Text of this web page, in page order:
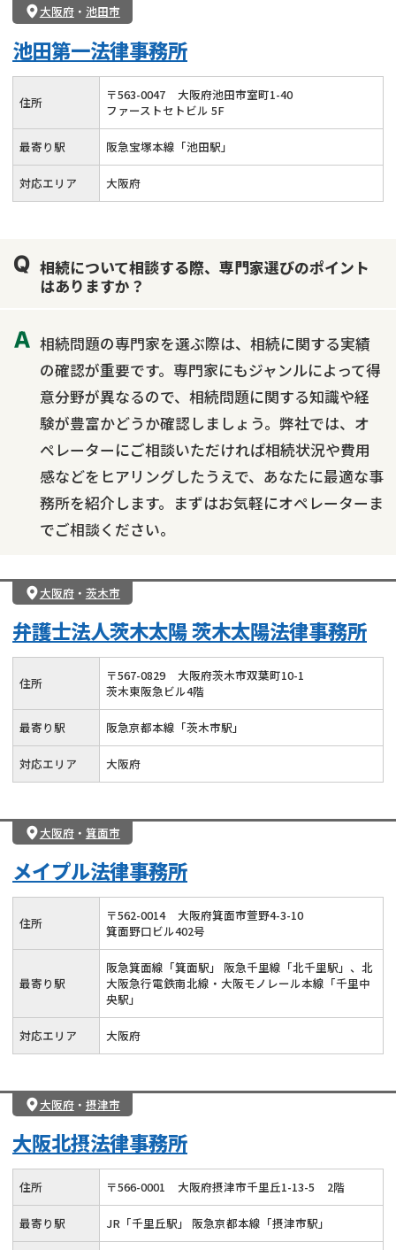
大阪府・ 池田市
池田第一法律事務所
住所 〒563-0047
大阪府池田市室町1-40
ファーストセトビル 5F
最寄り駅 阪急宝塚本線「池田駅」
対応エリア 大阪府
相続について相談する際、専門家選びのポイント
はありますか？
相続問題の専門家を選ぶ際は、相続に関する実績
の確認が重要です。専門家にもジャンルによって得
意分野が異なるので、相続問題に関する知識や経
験が豊富かどうか確認しましょう。弊社では、オ
ペレーターにご相談いただければ相続状況や費用
感などをヒアリングしたうえで、あなたに最適な事
務所を紹介します。まずはお気軽にオペレーターま
でご相談ください。
大阪府・ 茨木市
弁護士法人茨木太陽 茨木太陽法律事務所
住所 〒567-0829
大阪府茨木市双葉町10-1
茨木東阪急ビル4階
最寄り駅 阪急京都本線「茨木市駅」
対応エリア 大阪府
大阪府・ 箕面市
メイプル法律事務所
住所 〒562-0014
大阪府箕面市萱野4-3-10
箕面野口ビル402号
最寄り駅
阪急箕面線「箕面駅」 阪急千里線「北千里駅」、北
大阪急行電鉄南北線・大阪モノレール本線「千里中
央駅」
対応エリア 大阪府
大阪府・ 摂津市
大阪北摂法律事務所
住所 〒566-0001 大阪府摂津市千里丘1-13-5 2階
最寄り駅 JR「千里丘駅」 阪急京都本線「摂津市駅」